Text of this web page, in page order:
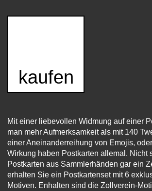
kaufen
Mit einer liebevollen Widmung auf einer
man mehr Aufmerksamkeit als mit 140
einer Aneinanderreihung von Emojis,
Wirkung haben Postkarten allemal. Nicht
Postkarten aus Sammlerhänden gar ein
erhalten Sie ein Postkartenset mit 6
Motiven. Enhalten sind die Zollverein-